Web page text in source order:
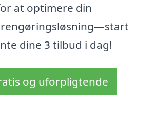
at optimere din
dine 3 tilbud i dag!
og uforpligtende